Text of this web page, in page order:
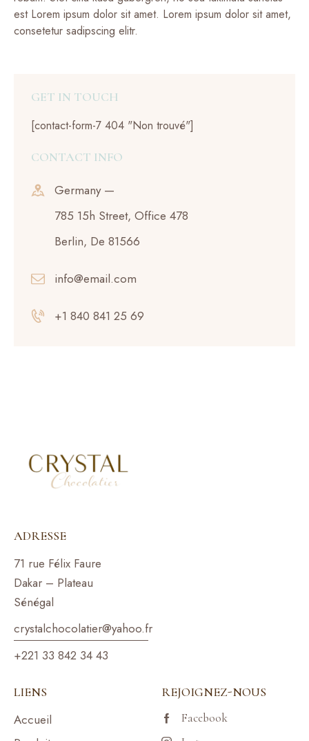
est Lorem ipsum dolor sit amet. Lorem ipsum dolor sit amet,
consetetur sadipscing elitr.
GET IN TOUCH
[contact-form-7 404 "Non trouvé"]
CONTACT INFO
Germany —
785 15h Street, Office 478
Berlin, De 81566
info@email.com
+1 840 841 25 69
ADRESSE
71 rue Félix Faure
Dakar – Plateau
Sénégal
crystalchocolatier@yahoo.fr
+221 33 842 34 43
LIENS
Accueil
REJOIGNEZ-NOUS
Facebook